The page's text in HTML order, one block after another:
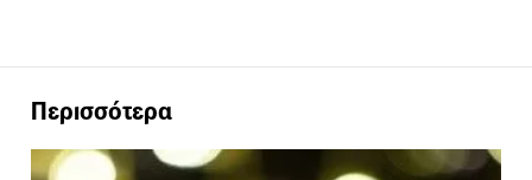
Περισσότερα